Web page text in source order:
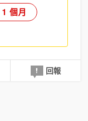
個月
回報